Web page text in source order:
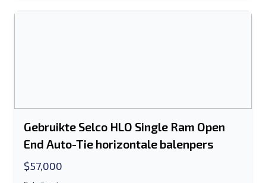
Voor-en achternaam
E-mailadres
Gebruikte Selco HLO Single Ram Open
End Auto-Tie horizontale balenpers
$57,000
Sms-lijst naar mobiel apparaat